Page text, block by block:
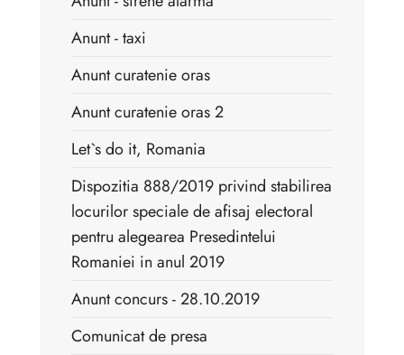
Anunt - taxi
Anunt curatenie oras
Anunt curatenie oras 2
Let`s do it, Romania
Dispozitia 888/2019 privind stabilirea
locurilor speciale de afisaj electoral
pentru alegearea Presedintelui
Romaniei in anul 2019
Anunt concurs - 28.10.2019
Comunicat de presa